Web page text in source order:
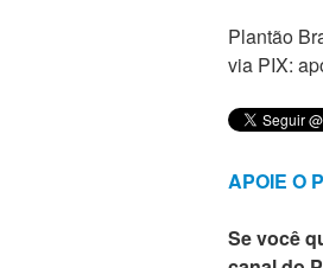
Plantão
via PIX:
APOIE O
Se você